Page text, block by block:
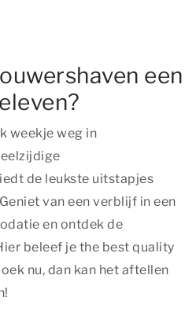
een
weekje weg in
de leukste uitstapjes
van een verblijf in een
en ontdek de
beleef je the best quality
nu, dan kan het aftellen